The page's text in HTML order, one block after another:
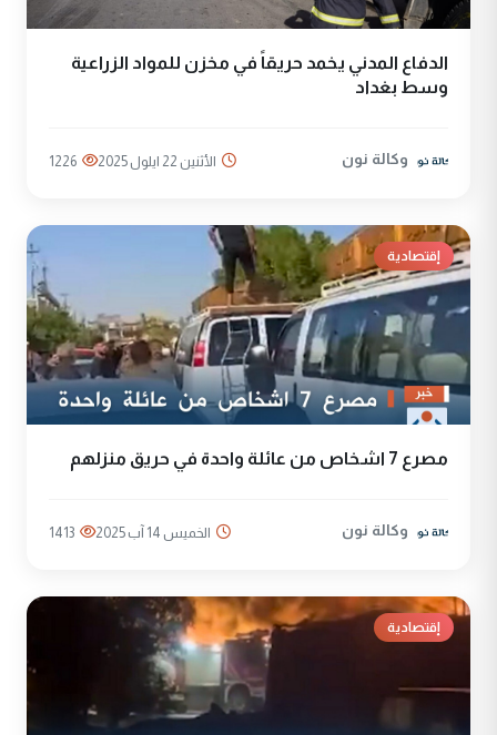
الدفاع المدني يخمد حريقاً في مخزن للمواد الزراعية
وسط بغداد
وكالة نون الأثنين 22 ايلول 2025 1226
إقتصادية
مصرع 7 اشخاص من عائلة واحدة في حريق منزلهم
وكالة نون الخميس 14 آب 2025 1413
إقتصادية